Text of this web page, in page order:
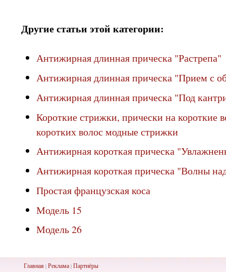
Другие статьи этой категории:
Антижирная длинная прическа "Растрепа"
Антижирная длинная прическа "Прием с
Антижирная длинная прическа "Под
Короткие стрижки, прически на короткие
коротких волос модные стрижки
Антижирная короткая прическа
Антижирная короткая прическа "Волны
Простая французская коса
Модель 15
Модель 26
Главная| Реклама| Партнёры